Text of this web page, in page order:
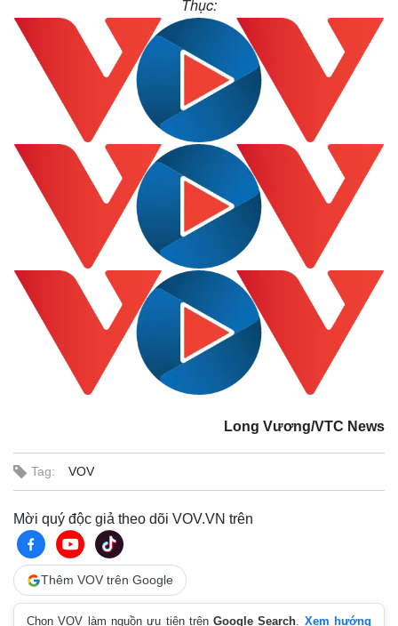
Tin nóng
Tư vấn luật
Vũ khí
Việt Nam
Thục:
Long Vương/VTC News
Tag: VOV
Mời quý độc giả theo dõi VOV.VN trên
Thêm VOV trên Google
Chọn VOV làm nguồn ưu tiên trênGoogle Search. Xem hướng